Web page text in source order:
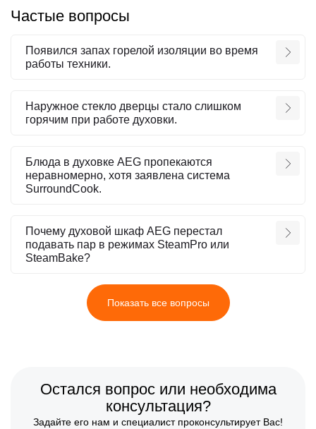
Частые вопросы
Появился запах горелой изоляции во время
работы техники.
Наружное стекло дверцы стало слишком
горячим при работе духовки.
Блюда в духовке AEG пропекаются
неравномерно, хотя заявлена система
SurroundCook.
Почему духовой шкаф AEG перестал
подавать пар в режимах SteamPro или
SteamBake?
Показать все вопросы
Остался вопрос или необходима
консультация?
Задайте его нам и специалист проконсультирует Вас!